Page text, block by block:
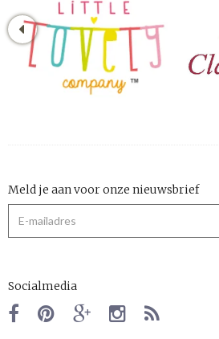
Meld je aan voor onze nieuwsbrief
Socialmedia